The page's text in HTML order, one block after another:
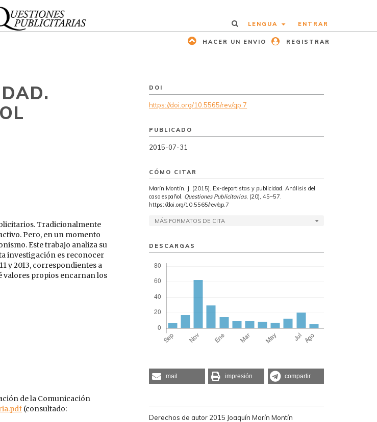
LENGUA ENTRAR
HACER UN ENVIO REGISTRAR
Tradicionalmente
Pero, en un momento
Este trabajo analiza su
investigación es reconocer
y 2013, correspondientes a
valores propios encarnan los
de la Comunicación
(consultado:
DOI
https://doi.org/10.5565/rev/qp.7
PUBLICADO
2015-07-31
CÓMO CITAR
Marín Montín, J. (2015). Ex-deportistas y publicidad. Análisis del
caso español. Questiones Publicitarias, (20), 45–57.
https://doi.org/10.5565/rev/qp.7
MÁS FORMATOS DE CITA
DESCARGAS
mail impresión compartir
Derechos de autor 2015 Joaquín Marín Montín